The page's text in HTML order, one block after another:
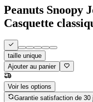
Peanuts Snoopy
Casquette
taille unique
Ajouter au panier
Voir les options
Garantie satisfaction de 30